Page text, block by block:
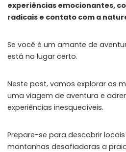
experiências emocionantes,
radicais e contato com a
Se você é um amante de
está no lugar certo.
Neste post, vamos explorar os
uma viagem de aventura e
experiências inesquecíveis.
Prepare-se para descobrir
montanhas desafiadoras a